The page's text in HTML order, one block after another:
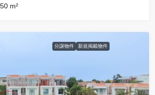
50 m²
分譲物件 新規掲載物件